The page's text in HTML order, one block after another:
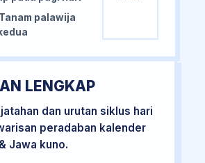
Tanam palawija
LENGKAP
dan urutan siklus hari
peradaban kalender
Jawa kuno.